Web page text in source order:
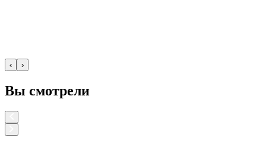
‹ ›
Вы смотрели